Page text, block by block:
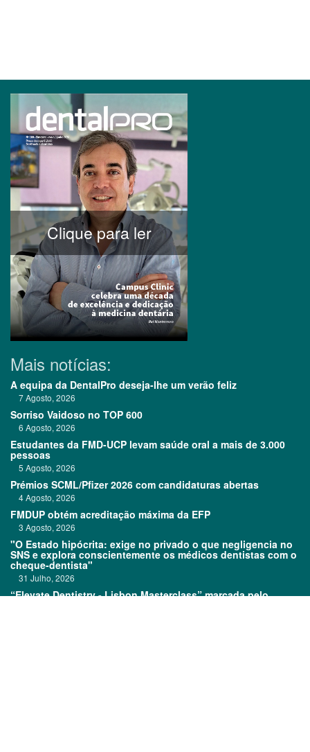
Clique para ler
Mais notícias:
A equipa da DentalPro deseja-lhe um verão feliz
7 Agosto, 2026
Sorriso Vaidoso no TOP 600
6 Agosto, 2026
Estudantes da FMD-UCP levam saúde oral a mais de 3.000
pessoas
5 Agosto, 2026
Prémios SCML/Pfizer 2026 com candidaturas abertas
4 Agosto, 2026
FMDUP obtém acreditação máxima da EFP
3 Agosto, 2026
"O Estado hipócrita: exige no privado o que negligencia no
SNS e explora conscientemente os médicos dentistas com o
cheque-dentista"
31 Julho, 2026
“Elevate Dentistry - Lisbon Masterclass” marcada pelo